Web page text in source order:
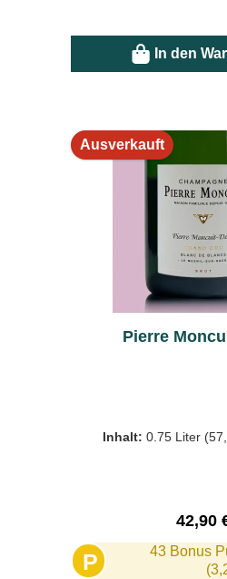
In den
Ausverkauft
Pierre
Inhalt: 0.75 Liter
42,90
P
43 Bonus